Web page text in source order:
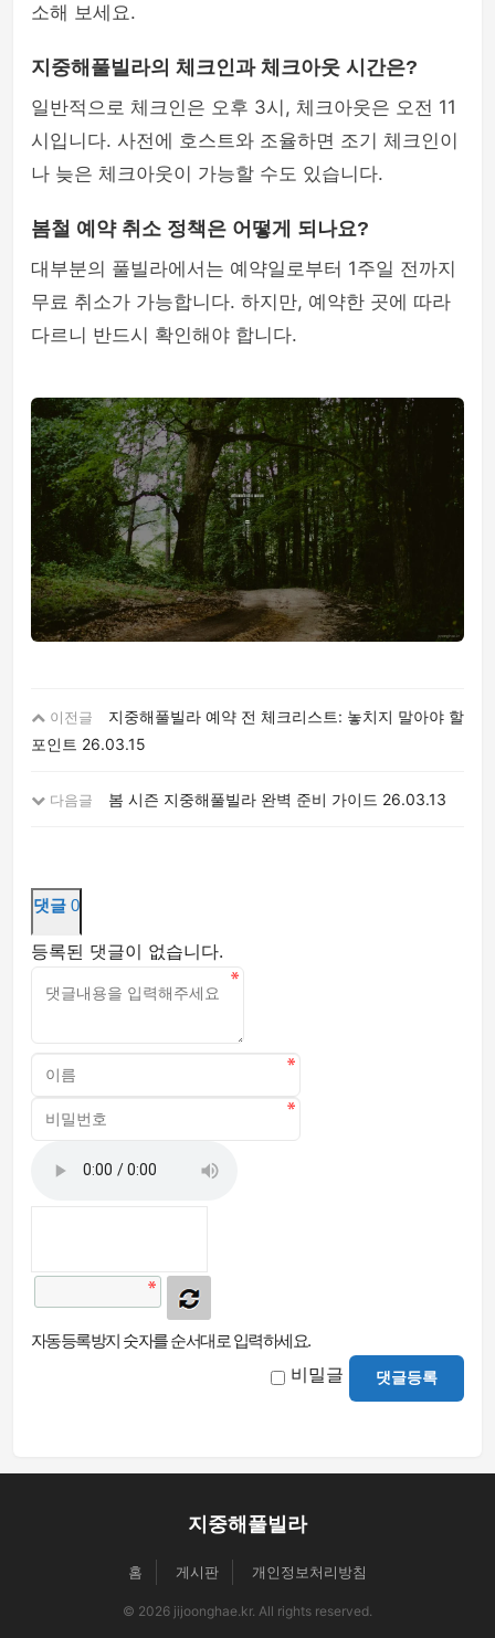
소해 보세요.
지중해풀빌라의 체크인과 체크아웃 시간은?
일반적으로 체크인은 오후 3시, 체크아웃은 오전 11
시입니다. 사전에 호스트와 조율하면 조기 체크인이
나 늦은 체크아웃이 가능할 수도 있습니다.
봄철 예약 취소 정책은 어떻게 되나요?
대부분의 풀빌라에서는 예약일로부터 1주일 전까지
무료 취소가 가능합니다. 하지만, 예약한 곳에 따라
다르니 반드시 확인해야 합니다.
이전글
지중해풀빌라 예약 전 체크리스트: 놓치지 말아야 할
포인트 26.03.15
다음글 봄 시즌 지중해풀빌라 완벽 준비 가이드 26.03.13
댓글 0
등록된 댓글이 없습니다.
자동등록방지 숫자를 순서대로 입력하세요.
비밀글 댓글등록
지중해풀빌라
홈 게시판 개인정보처리방침
© 2026 jijoonghae.kr. All rights reserved.